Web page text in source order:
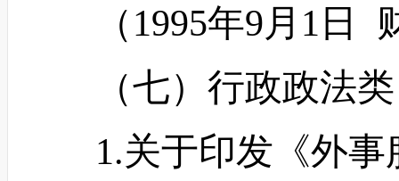
（1995年9月1日
（七）行政政法
1.关于印发《外事